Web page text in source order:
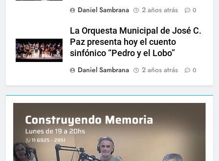
Daniel Sambrana
2 años atrás 0
La Orquesta Municipal de José C.
Paz presenta hoy el cuento
sinfónico “Pedro y el Lobo”
Daniel Sambrana
2 años atrás 0